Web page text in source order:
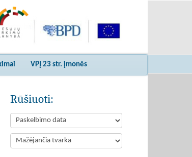
VPĮ 23 str. įmonės
Rūšiuoti: